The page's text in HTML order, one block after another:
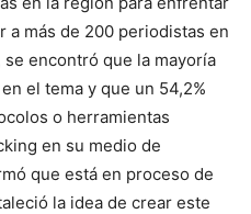
a más de 200 periodistas en
se encontró que la mayoría
el tema y que un 54,2%
o herramientas
en su medio de
que está en proceso de
la idea de crear este